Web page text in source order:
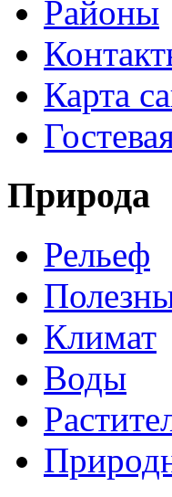
Районы
Карта
Природа
Рельеф
Климат
Воды